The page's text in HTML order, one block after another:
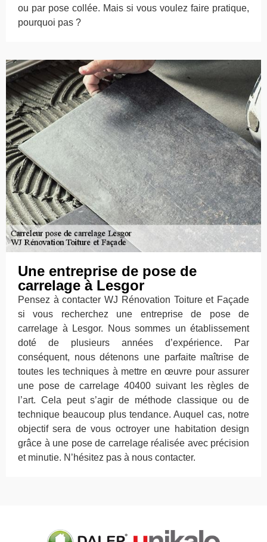
ou par pose collée. Mais si vous voulez faire pratique,
pourquoi pas ?
Une entreprise de pose de
carrelage à Lesgor
Pensez à contacter WJ Rénovation Toiture et Façade
si vous recherchez une entreprise de pose de
carrelage à Lesgor. Nous sommes un établissement
doté de plusieurs années d’expérience. Par
conséquent, nous détenons une parfaite maîtrise de
toutes les techniques à mettre en œuvre pour assurer
une pose de carrelage 40400 suivant les règles de
l’art. Cela peut s’agir de méthode classique ou de
technique beaucoup plus tendance. Auquel cas, notre
objectif sera de vous octroyer une habitation design
grâce à une pose de carrelage réalisée avec précision
et minutie. N’hésitez pas à nous contacter.